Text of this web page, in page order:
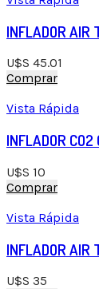
INFLADOR AIR
U$S 45.01
Comprar
Vista Rápida
INFLADOR
U$S 10
Comprar
Vista Rápida
INFLADOR AIR
U$S 35